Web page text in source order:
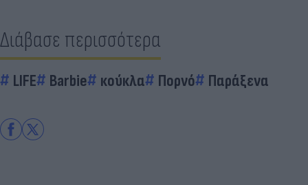
Διάβασε περισσότερα
LIFE Barbie κούκλα Πορνό Παράξενα